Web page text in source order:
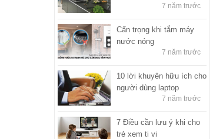
7 năm trước
Cẩn trọng khi tắm máy
nước nóng
7 năm trước
10 lời khuyên hữu ích cho
người dùng laptop
7 năm trước
7 Điều cần lưu ý khi cho
trẻ xem ti vi